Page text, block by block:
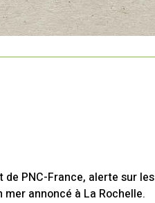
PNC-France, alerte sur les
annoncé à La Rochelle.